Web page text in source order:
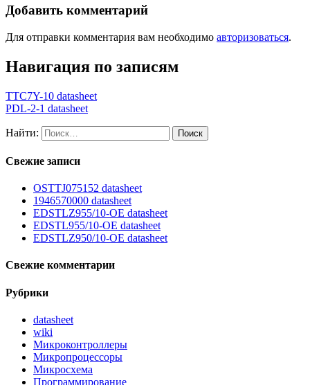
Добавить комментарий
Для отправки комментария вам необходимо авторизоваться.
Навигация по записям
TTC7Y-10 datasheet
PDL-2-1 datasheet
Найти:
Свежие записи
OSTTJ075152 datasheet
1946570000 datasheet
EDSTLZ955/10-OE datasheet
EDSTL955/10-OE datasheet
EDSTLZ950/10-OE datasheet
Свежие комментарии
Рубрики
datasheet
wiki
Микроконтроллеры
Микропроцессоры
Микросхема
Программирование